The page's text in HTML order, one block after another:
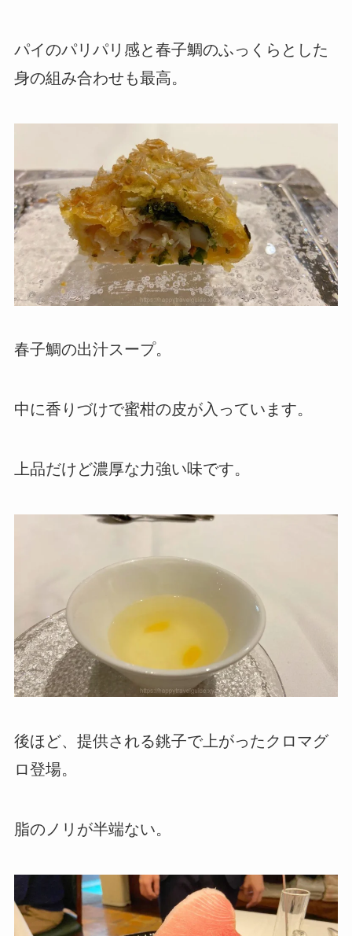
パイのパリパリ感と春子鯛のふっくらとした
身の組み合わせも最高。
春子鯛の出汁スープ。
中に香りづけで蜜柑の皮が入っています。
上品だけど濃厚な力強い味です。
後ほど、提供される銚子で上がったクロマグ
ロ登場。
脂のノリが半端ない。